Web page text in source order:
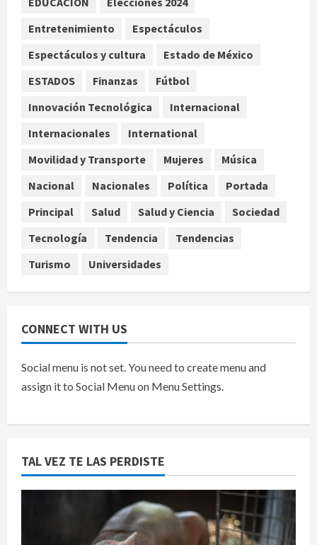
3 agosto 5, 2026
Internacional Salud
Estudio global indica que el 79% de
mariposas se asocian al
agosto 5, 2026
5
Sheinbaum anuncia Jornada
Nacional de Reforestación con
agosto 5, 2026
Entretenimiento
Espectáculos
Espectáculos y cultura
Estado de México
ESTADOS
Finanzas
Fútbol
Innovación Tecnológica
Internacional
Internacionales
International
Movilidad y Transporte
Mujeres
Música
Nacional
Nacionales Política
Portada
Principal
Salud Salud y Ciencia
Sociedad
Tecnología
Tendencia
Tendencias
Turismo
Universidades
CONNECT WITH US
Social menu is not set. You need to create menu and
assign it to Social Menu on Menu Settings.
TAL VEZ TE LAS PERDISTE